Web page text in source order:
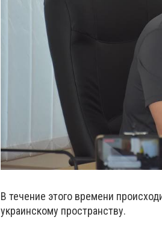
В течение этого времени
украинскому пространству.